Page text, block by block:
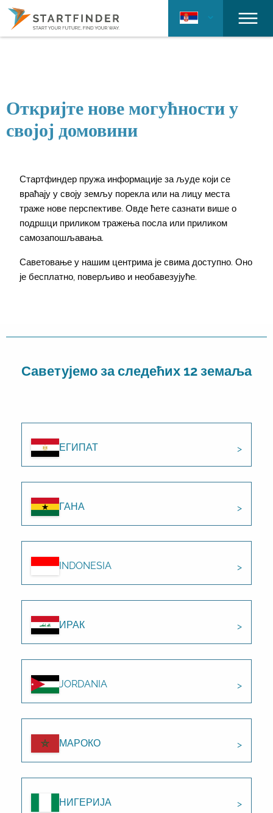
Откријте нове могућности у
својој домовини
Стартфиндер пружа информације за људе који се
враћају у своју земљу порекла или на лицу места
траже нове перспективе. Овде ћете сазнати више о
подршци приликом тражења посла или приликом
самозапошљавања.
Саветовање у нашим центрима је свима доступно. Оно
је бесплатно, поверљиво и необавезујуће.
Саветујемо за следећих 12 земаља
ЕГИПАТ
ГАНА
INDONESIA
ИРАК
JORDANIA
МАРОКО
НИГЕРИЈА